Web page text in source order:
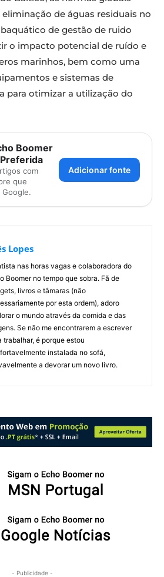
de águas residuais no
de gestão de ruido
o impacto potencial de ruído e
marinhos, bem como uma
e sistemas de
para otimizar a utilização do
Boomer
com
que
Adicionar fonte
Lopes
nas horas vagas e colaboradora do
Boomer no tempo que sobra. Fã de
livros e tâmaras (não
por esta ordem), adoro
o mundo através da comida e das
Se não me encontrarem a escrever
trabalhar, é porque estou
instalada no sofá,
a devorar um novo livro.
- Publicidade -